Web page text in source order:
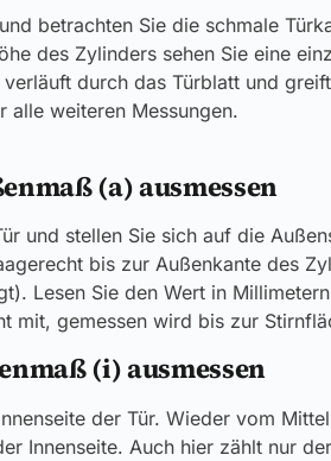
betrachten Sie die schmale
des Zylinders sehen Sie eine
verläuft durch das Türblatt und
alle weiteren Messungen.
(a) ausmessen
und stellen Sie sich auf die
bis zur Außenkante des
Lesen Sie den Wert in
mit, gemessen wird bis zur
(i) ausmessen
der Tür. Wieder vom
Innenseite. Auch hier zählt nur